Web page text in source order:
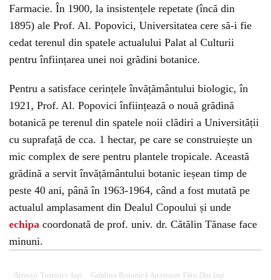
Farmacie. În 1900, la insistențele repetate (încă din
1895) ale Prof. Al. Popovici, Universitatea cere să-i fie
cedat terenul din spatele actualului Palat al Culturii
pentru înființarea unei noi grădini botanice.
Pentru a satisface cerințele învățământului biologic, în
1921, Prof. Al. Popovici înființează o nouă grădină
botanică pe terenul din spatele noii clădiri a Universității
cu suprafață de cca. 1 hectar, pe care se construiește un
mic complex de sere pentru plantele tropicale. Această
grădină a servit învățământului botanic ieșean timp de
peste 40 ani, până în 1963-1964, când a fost mutată pe
actualul amplasament din Dealul Copoului și unde
echipa coordonată de prof. univ. dr. Cătălin Tănase face
minuni.
Atracții Turistice Iași
Grădina Botanică Anastasie Fătu Din Iași